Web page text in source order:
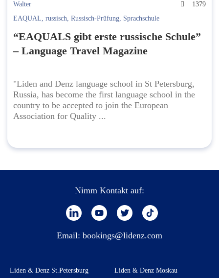
Walter
1379
EAQUAL, russisch, Russisch-Prüfung, Sprachschule
“EAQUALS gibt erste russische Schule”
– Language Travel Magazine
"Liden and Denz language school in St Petersburg,
Russia, has become the first language school in the
country to be accepted to join the European
Association for Quality ...
Nimm Kontakt auf:
Email: bookings@lidenz.com
Liden & Denz St.Petersburg Liden & Denz Moskau